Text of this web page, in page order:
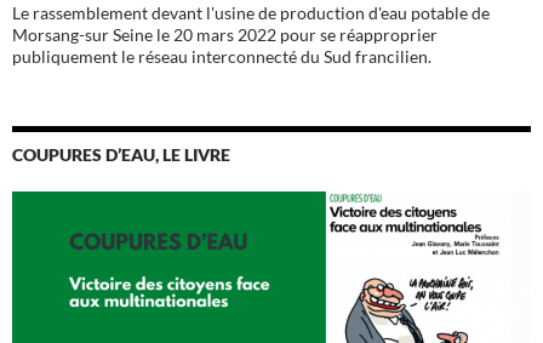
Le rassemblement devant l'usine de production d'eau potable de
Morsang-sur Seine le 20 mars 2022 pour se réapproprier
publiquement le réseau interconnecté du Sud francilien.
COUPURES D’EAU, LE LIVRE